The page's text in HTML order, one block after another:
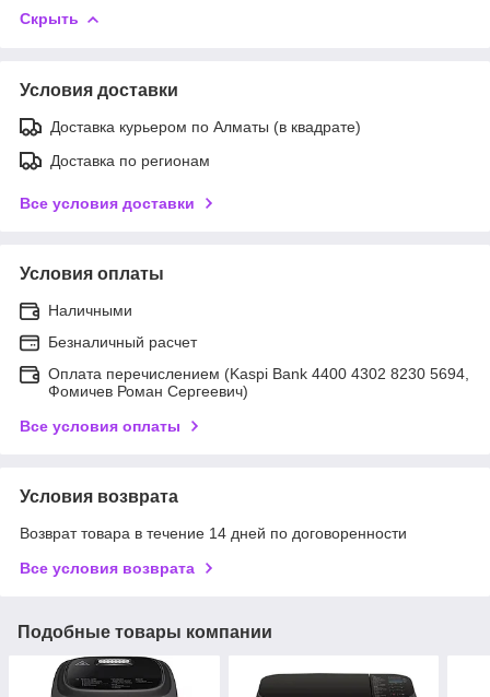
Скрыть
Условия доставки
Доставка курьером по Алматы (в квадрате)
Доставка по регионам
Все условия доставки
Условия оплаты
Наличными
Безналичный расчет
Оплата перечислением (Kaspi Bank 4400 4302 8230 5694,
Фомичев Роман Сергеевич)
Все условия оплаты
Условия возврата
Возврат товара в течение 14 дней по договоренности
Все условия возврата
Подобные товары компании